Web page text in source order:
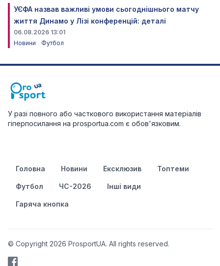
УЄФА назвав важливі умови сьогоднішнього матчу
життя Динамо у Лізі конференцій: деталі
06.08.2026 13:01
Новини
Футбол
У разі повного або часткового використання матеріалів
гіперпосилання на prosportua.com є обов'язковим.
Головна Новини Ексклюзив Топтеми
Футбол ЧС-2026 Інші види
Гаряча кнопка
© Copyright 2026 ProsportUA. All rights reserved.